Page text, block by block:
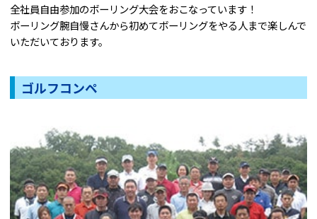
全社員自由参加のボーリング大会をおこなっています！
ボーリング腕自慢さんから初めてボーリングをやる人まで楽しんで
いただいております。
ゴルフコンペ